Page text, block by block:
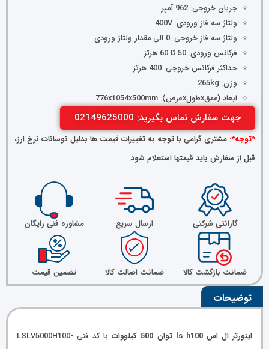
جریان خروجی: 962 آمپر
ولتاژ سه فاز ورودی: 400V
ولتاژ سه فاز خروجی: 0 الی مقدار ولتاژ ورودی
فرکانس ورودی: 50 تا 60 هرتز
حداکثر فرکانس خروجی: 400 هرتز
وزن: 265kg
ابعاد (عمقxطولxعرض): 776x1054x500mm
جهت سفارش تماس بگیرید: 02149625000
*توجه*: مشتری گرامی با توجه به تغییرات قیمت ها بدلیل نوسانات نرخ ارز،
قبل از سفارش باید قیمتها استعلام شود.
گارانتی شرکتی ارسال سریع مشاوره فنی رایگان
ضمانت بازگشت کالا ضمانت اصالت کالا تضمین قیمت
توضیحات
اینورتر ال اس ls h100 توان 500 کیلووات
با کد فنی LSLV5000H100-